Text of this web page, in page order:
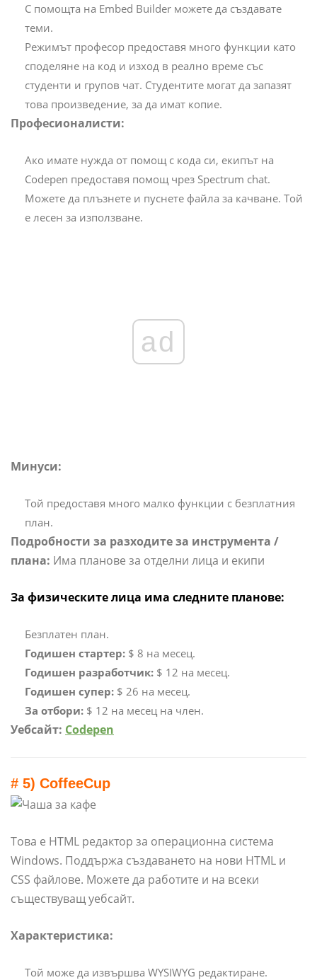
С помощта на Embed Builder можете да създавате
теми.
Режимът професор предоставя много функции като
споделяне на код и изход в реално време със
студенти и групов чат. Студентите могат да запазят
това произведение, за да имат копие.
Професионалисти:
Ако имате нужда от помощ с кода си, екипът на
Codepen предоставя помощ чрез Spectrum chat.
Можете да плъзнете и пуснете файла за качване. Той
е лесен за използване.
ad
Минуси:
Той предоставя много малко функции с безплатния
план.
Подробности за разходите за инструмента /
плана: Има планове за отделни лица и екипи
За физическите лица има следните планове:
Безплатен план.
Годишен стартер: $ 8 на месец.
Годишен разработчик: $ 12 на месец.
Годишен супер: $ 26 на месец.
За отбори: $ 12 на месец на член.
Уебсайт: Codepen
# 5) CoffeeCup
Това е HTML редактор за операционна система
Windows. Поддържа създаването на нови HTML и
CSS файлове. Можете да работите и на всеки
съществуващ уебсайт.
Характеристика:
Той може да извършва WYSIWYG редактиране.